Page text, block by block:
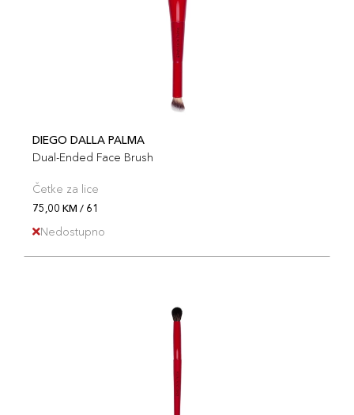
DIEGO DALLA PALMA
Dual-Ended Face Brush
Četke za lice
75,00 KM / 61
Nedostupno